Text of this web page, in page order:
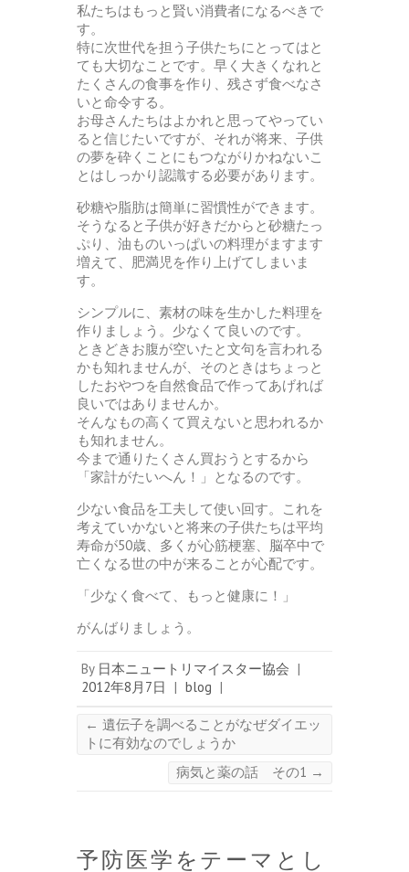
私たちはもっと賢い消費者になるべきで
す。
特に次世代を担う子供たちにとってはと
ても大切なことです。早く大きくなれと
たくさんの食事を作り、残さず食べなさ
いと命令する。
お母さんたちはよかれと思ってやってい
ると信じたいですが、それが将来、子供
の夢を砕くことにもつながりかねないこ
とはしっかり認識する必要があります。
砂糖や脂肪は簡単に習慣性ができます。
そうなると子供が好きだからと砂糖たっ
ぷり、油ものいっぱいの料理がますます
増えて、肥満児を作り上げてしまいま
す。
シンプルに、素材の味を生かした料理を
作りましょう。少なくて良いのです。
ときどきお腹が空いたと文句を言われる
かも知れませんが、そのときはちょっと
したおやつを自然食品で作ってあげれば
良いではありませんか。
そんなもの高くて買えないと思われるか
も知れません。
今まで通りたくさん買おうとするから
「家計がたいへん！」となるのです。
少ない食品を工夫して使い回す。これを
考えていかないと将来の子供たちは平均
寿命が50歳、多くが心筋梗塞、脳卒中で
亡くなる世の中が来ることが心配です。
「少なく食べて、もっと健康に！」
がんばりましょう。
By 日本ニュートリマイスター協会 |
2012年8月7日 | blog |
← 遺伝子を調べることがなぜダイエッ
トに有効なのでしょうか
病気と薬の話 その1 →
予防医学をテーマとし